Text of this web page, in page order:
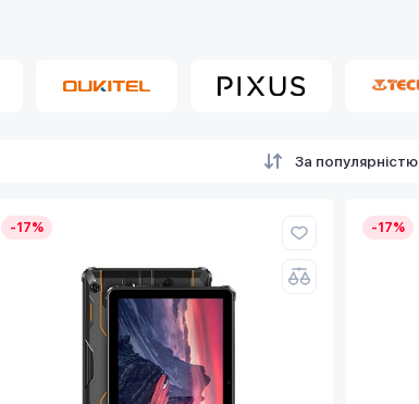
За популярністю
-17% -17%